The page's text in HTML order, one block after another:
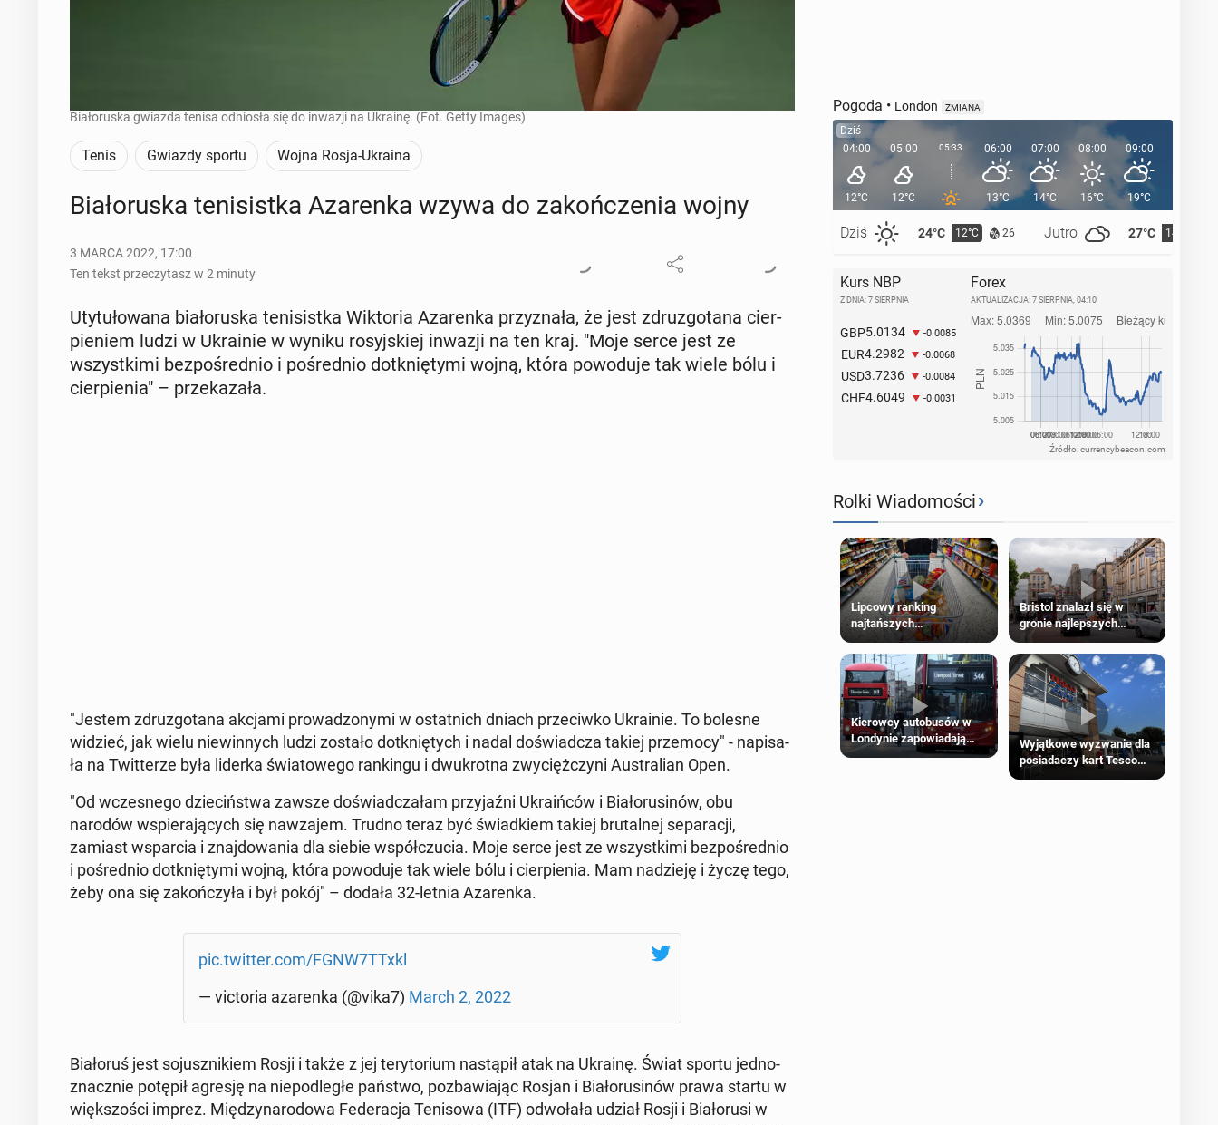
Białoruska gwiazda tenisa odniosła się do inwazji na Ukrainę. (Fot. Getty Images)
Tenis Gwiazdy sportu Wojna Rosja-Ukraina
Bia­ło­ru­ska te­ni­sist­ka Aza­ren­ka wzywa do za­koń­cze­nia wojny
3 MARCA 2022, 17:00
Ten tekst przeczytasz w 2 minuty
Uty­tu­ło­wa­na bia­ło­ru­ska te­ni­sist­ka Wik­to­ria Aza­ren­ka przy­zna­ła, że jest zdru­zgo­ta­na cier­
pie­niem ludzi w Ukra­inie w wyniku ro­syj­skiej inwazji na ten kraj. "Moje serce jest ze
wszyst­ki­mi bez­po­śred­nio i po­śred­nio do­tknię­ty­mi wojną, która po­wo­du­je tak wiele bólu i
cier­pie­nia" – prze­ka­za­ła.
"Jestem zdru­zgo­ta­na akcjami pro­wa­dzo­ny­mi w ostat­nich dniach prze­ciw­ko Ukra­inie. To bolesne
widzieć, jak wielu nie­win­nych ludzi zostało do­tknię­tych i nadal do­świad­cza takiej prze­mo­cy" - na­pi­sa­
ła na Twit­te­rze była liderka świa­to­we­go ran­kin­gu i dwu­krot­na zwy­cięż­czy­ni Au­stra­lian Open.
"Od wcze­sne­go dzie­ciń­stwa zawsze do­świad­cza­łam przy­jaź­ni Ukra­iń­ców i Bia­ło­ru­si­nów, obu
narodów wspie­ra­ją­cych się na­wza­jem. Trudno teraz być świad­kiem takiej bru­tal­nej se­pa­ra­cji,
zamiast wspar­cia i znaj­do­wa­nia dla siebie współ­czu­cia. Moje serce jest ze wszyst­ki­mi bez­po­śred­nio
i po­śred­nio do­tknię­ty­mi wojną, która po­wo­du­je tak wiele bólu i cier­pie­nia. Mam na­dzie­ję i życzę tego,
żeby ona się za­koń­czy­ła i był pokój" – dodała 32-letnia Aza­ren­ka.
pic.twitter.com/FGNW7TTxkl
— vic­to­ria aza­ren­ka (@vika7) March 2, 2022
Bia­ło­ruś jest so­jusz­ni­kiem Rosji i także z jej te­ry­to­rium na­stą­pił atak na Ukrainę. Świat sportu jed­no­
znacz­nie potępił agresję na nie­pod­le­głe państwo, po­zba­wia­jąc Rosjan i Bia­ło­ru­si­nów prawa startu w
więk­szo­ści imprez. Mię­dzy­na­ro­do­wa Fe­de­ra­cja Te­ni­so­wa (ITF) od­wo­ła­ła udział Rosji i Bia­ło­ru­si w
Pogoda • London ZMIANA
Dziś
04:00
12°C
Dziś 24°C 12°C 26 Jutro 27°C 14°C
05:00
12°C
05:33 06:00
13°C
07:00
14°C
08:00
16°C
09:00
19°C
Kurs NBP
Z DNIA: 7 SIERPNIA
GBP5.0134 -0.0085
EUR4.2982 -0.0068
USD3.7236 -0.0084
CHF4.6049 -0.0031
Forex
AKTUALIZACJA: 7 SIERPNIA, 04:10
Źródło: currencybeacon.com
Rolki Wiadomości›
Lipcowy ranking
najtańszych
supermarketów
Bristol znalazł się w
gronie najlepszych
kierunków podróży na
świecie
Kierowcy autobusów w
Londynie zapowiadają
strajki
Wyjątkowe wyzwanie dla
posiadaczy kart Tesco
Clubcard!